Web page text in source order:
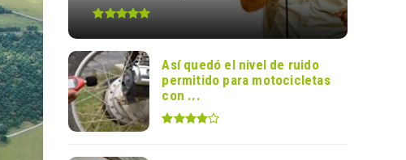
Así quedó el nivel de ruido
permitido para motocicletas
con ...